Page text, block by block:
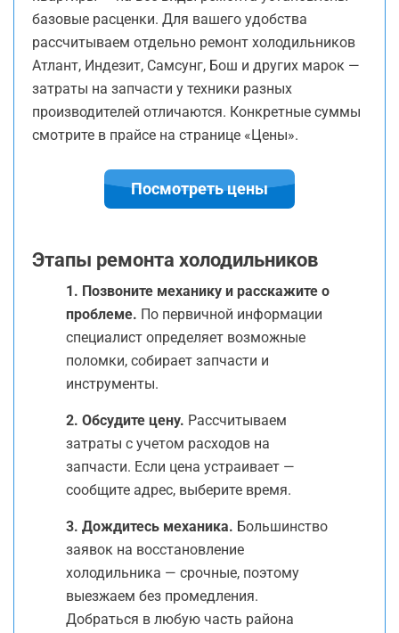
базовые расценки. Для вашего удобства
рассчитываем отдельно ремонт холодильников
Атлант, Индезит, Самсунг, Бош и других марок —
затраты на запчасти у техники разных
производителей отличаются. Конкретные суммы
смотрите в прайсе на странице «Цены».
Посмотреть цены
Этапы ремонта холодильников
1. Позвоните механику и расскажите о
проблеме. По первичной информации
специалист определяет возможные
поломки, собирает запчасти и
инструменты.
2. Обсудите цену. Рассчитываем
затраты с учетом расходов на
запчасти. Если цена устраивает —
сообщите адрес, выберите время.
3. Дождитесь механика. Большинство
заявок на восстановление
холодильника — срочные, поэтому
выезжаем без промедления.
Добраться в любую часть района